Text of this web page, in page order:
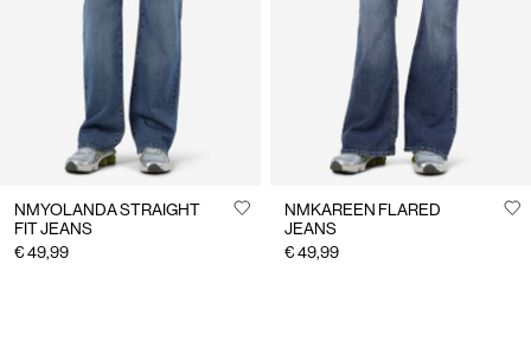
NMYOLANDA STRAIGHT
FIT JEANS
€ 49,99
NMKAREEN FLARED
JEANS
€ 49,99